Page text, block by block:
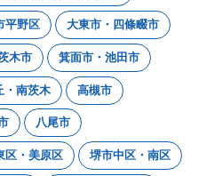
平野区 大東市・四條畷市
木市 箕面市・池田市
・南茨木 高槻市
八尾市
区・美原区 堺市中区・南区